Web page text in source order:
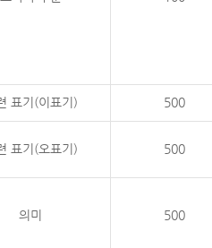
표기(이표기) 500
표기(오표기) 500
의미 500